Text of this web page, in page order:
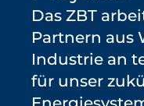
Das ZBT
Partnern aus
Industrie an
für unser